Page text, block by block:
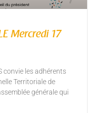
Mercredi 17
convie les adhérents
Territoriale de
générale qui